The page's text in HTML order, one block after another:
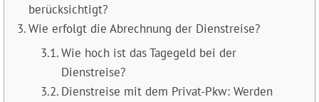
berücksichtigt?
Wie erfolgt die Abrechnung der Dienstreise?
Wie hoch ist das Tagegeld bei der
Dienstreise?
Dienstreise mit dem Privat-Pkw: Werden